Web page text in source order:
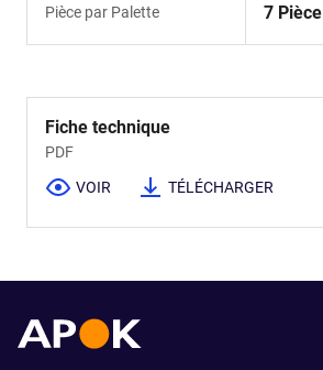
Pièce par Palette 7 Pièce
Fiche technique
PDF
VOIR TÉLÉCHARGER